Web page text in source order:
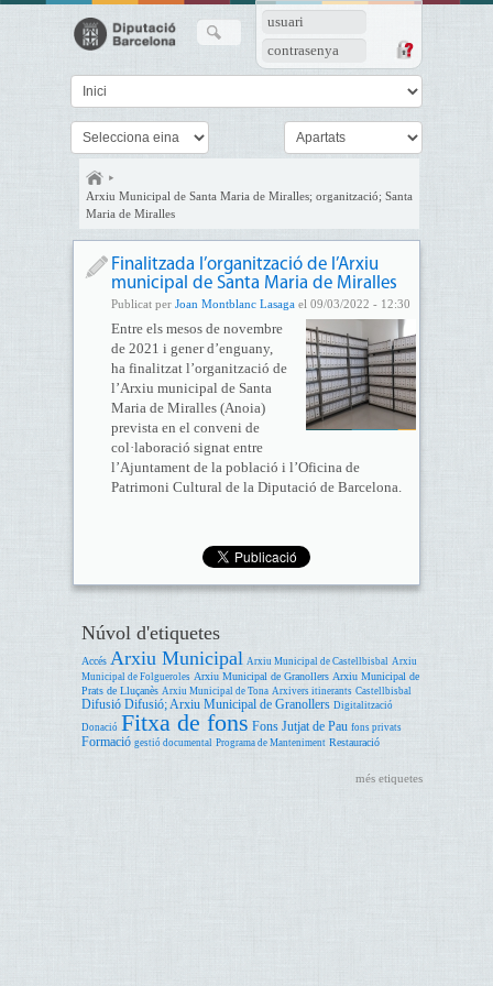
usuari
contrasenya
Arxiu Municipal de Santa Maria de Miralles; organització; Santa
Maria de Miralles
Finalitzada l’organització de l’Arxiu
municipal de Santa Maria de Miralles
Publicat per Joan Montblanc Lasagael 09/03/2022 - 12:30
Entre els mesos de novembre
de 2021 i gener d’enguany,
ha finalitzat l’organització de
l’Arxiu municipal de Santa
Maria de Miralles (Anoia)
prevista en el conveni de
col·laboració signat entre
l’Ajuntament de la població i l’Oficina de
Patrimoni Cultural de la Diputació de Barcelona.
Núvol d'etiquetes
Accés Arxiu Municipal Arxiu Municipal de Castellbisbal Arxiu
Municipal de Folgueroles Arxiu Municipal de Granollers Arxiu Municipal de
Prats de Lluçanès Arxiu Municipal de Tona Arxivers itinerants Castellbisbal
Difusió Difusió; Arxiu Municipal de Granollers Digitalització
Donació Fitxa de fons Fons Jutjat de Pau fons privats
Formació gestió documental Programa de Manteniment Restauració
més etiquetes